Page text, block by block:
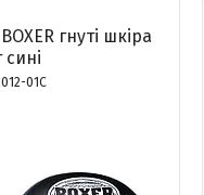
гнуті шкіра
сині
01С